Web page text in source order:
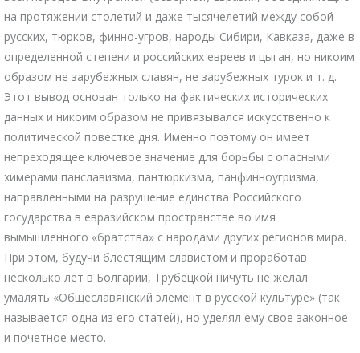
на протяжении столетий и даже тысячелетий между собой
русских, тюрков, финно-угров, народы Сибири, Кавказа, даже в
определенной степени и российских евреев и цыган, но никоим
образом не зарубежных славян, не зарубежных турок и т. д.
Этот вывод основан только на фактических исторических
данных и никоим образом не привязывался искусственно к
политической повестке дня. Именно поэтому он имеет
непреходящее ключевое значение для борьбы с опасными
химерами панславизма, пантюркизма, панфинноугризма,
направленными на разрушение единства Российского
государства в евразийском пространстве во имя
вымышленного «братства» с народами других регионов мира.
При этом, будучи блестящим славистом и проработав
несколько лет в Болгарии, Трубецкой ничуть не желал
умалять «Общеславянский элемент в русской культуре» (так
называется одна из его статей), но уделял ему свое законное
и почетное место.